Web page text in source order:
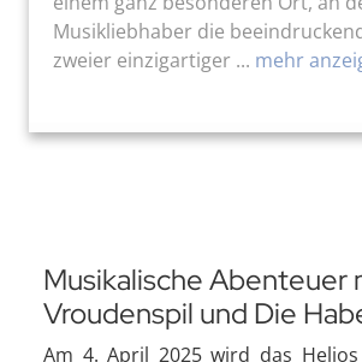
Musikliebhaber die
zweier einzigartiger ... mehr
Musikalische Abenteuer
Vroudenspil und Die
Am 4. April 2025 wird das